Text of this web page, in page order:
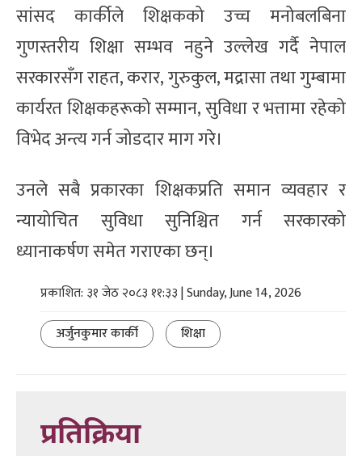
सांसद कार्कीले शिक्षकको उच्च मनोबलबिना
गुणस्तरीय शिक्षा सम्भव नहुने उल्लेख गर्दै नेपाल
सरकारसँग राहत, करार, गुरुकुल, मद्रासा तथा गुम्बामा
कार्यरत शिक्षकहरूको सम्मान, सुविधा र भत्तामा रहेको
विभेद अन्त्य गर्न जोडदार माग गरे।
उनले सबै प्रकारका शिक्षकप्रति समान व्यवहार र
न्यायोचित सुविधा सुनिश्चित गर्न सरकारको
ध्यानाकर्षण समेत गराएका छन्।
प्रकाशित: ३१ जेठ २०८३ ११:३३ | Sunday, June 14, 2026
अर्जुनकुमार कार्की
शिक्षा
प्रतिक्रिया